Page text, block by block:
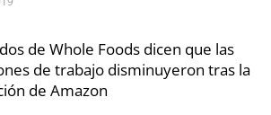
de Whole Foods dicen que las
de trabajo disminuyeron tras la
de Amazon